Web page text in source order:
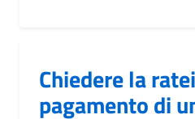
Chiedere la
pagamento di